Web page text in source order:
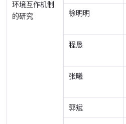
环境互作机制
的研究
徐明明
程恳
张曦
郭斌